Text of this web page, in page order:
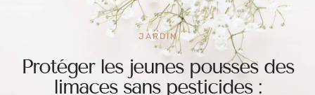
JARDIN
Protéger les jeunes pousses des
limaces sans pesticides :